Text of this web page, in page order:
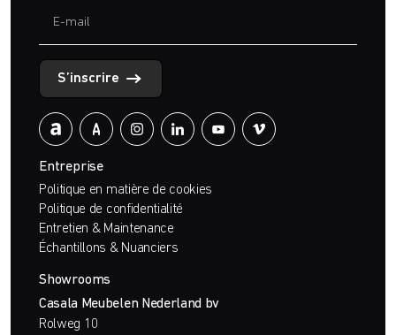
S’inscrire
Entreprise
Politique en matière de cookies
Politique de confidentialité
Entretien & Maintenance
Échantillons & Nuanciers
Showrooms
Casala Meubelen Nederland bv
Rolweg 10